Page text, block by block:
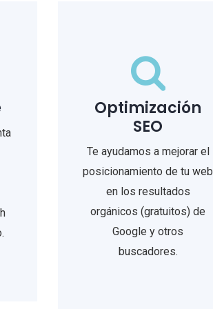
Optimización
SEO
Te ayudamos a mejorar el
posicionamiento de tu web
en los resultados
orgánicos (gratuitos) de
Google y otros
buscadores.